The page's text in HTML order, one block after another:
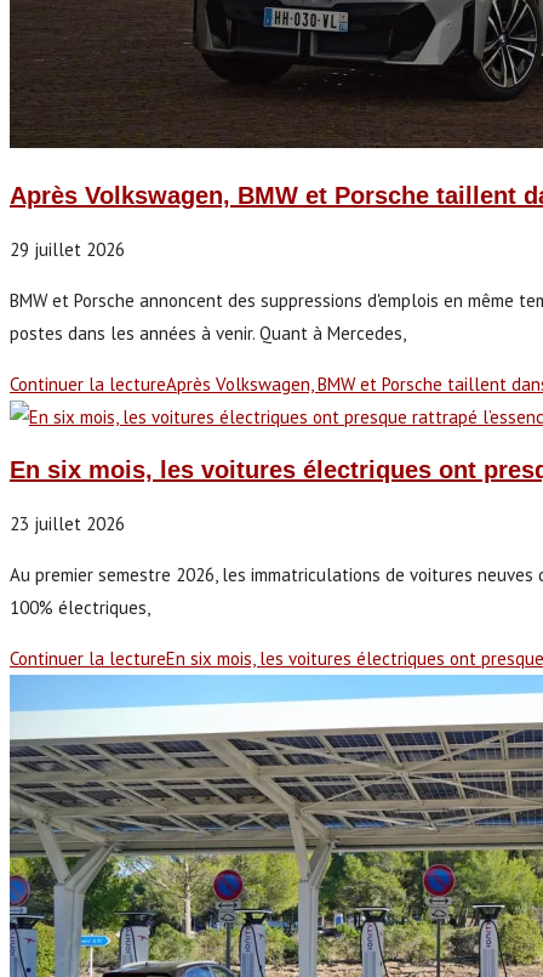
Après Volkswagen, BMW et Porsche taillent
29 juillet 2026
BMW et Porsche annoncent des suppressions d'emplois en même
postes dans les années à venir. Quant à Mercedes,
Continuer la lectureAprès Volkswagen, BMW et Porsche taillent
En six mois, les voitures électriques ont
23 juillet 2026
Au premier semestre 2026, les immatriculations de voitures
100% électriques,
Continuer la lectureEn six mois, les voitures électriques ont